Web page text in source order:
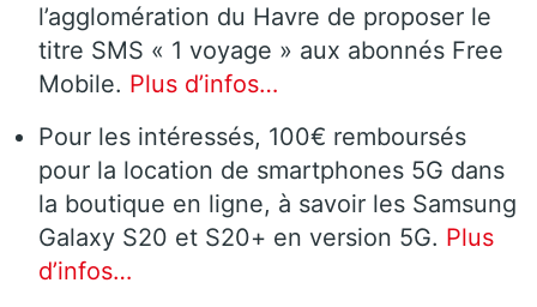
l’agglomération du Havre de proposer le
titre SMS « 1 voyage » aux abonnés Free
Mobile. Plus d’infos…
Pour les intéressés, 100€ remboursés
pour la location de smartphones 5G dans
la boutique en ligne, à savoir les Samsung
Galaxy S20 et S20+ en version 5G. Plus
d’infos…